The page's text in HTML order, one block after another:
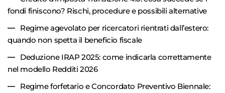
fondi finiscono? Rischi, procedure e possibili alternative
Regime agevolato per ricercatori rientrati dall’estero:
quando non spetta il beneficio fiscale
Deduzione IRAP 2025: come indicarla correttamente
nel modello Redditi 2026
Regime forfetario e Concordato Preventivo Biennale: